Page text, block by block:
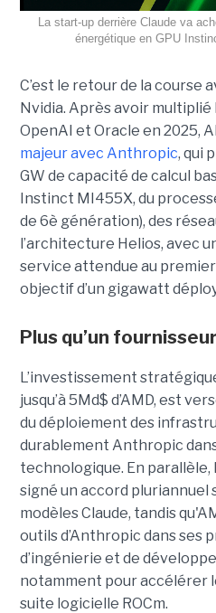
La start-up derrière Claude va
énergétique en GPU
C’est le retour de la course
Nvidia. Après avoir
OpenAI et Oracle en 2025,
majeur avec Anthropic, qui
GW de capacité de calcul
Instinct MI455X, du
de 6è génération), des
l’architecture Helios, avec
service attendue au
objectif d’un gigawatt
Plus qu’un
L’investissement
jusqu’à 5Md$ d’AMD, est
du déploiement des
durablement Anthropic
technologique. En
signé un accord pluriannuel
modèles Claude, tandis
outils d’Anthropic dans ses
d’ingénierie et de
notamment pour accélérer
suite logicielle ROCm.